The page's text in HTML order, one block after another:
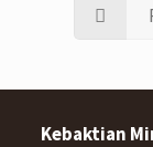
Kebaktian